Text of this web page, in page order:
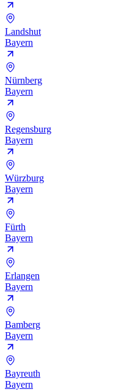
Landshut
Bayern
Nürnberg
Bayern
Regensburg
Bayern
Würzburg
Bayern
Fürth
Bayern
Erlangen
Bayern
Bamberg
Bayern
Bayreuth
Bayern